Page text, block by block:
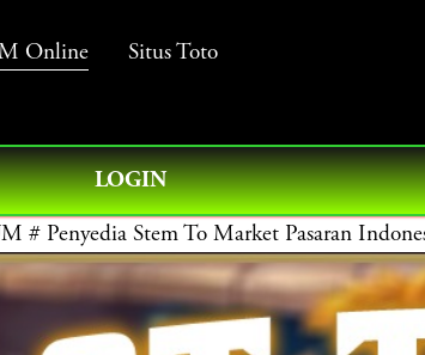
Online
Situs Toto
LOGIN
Penyedia Stem To Market Pasaran